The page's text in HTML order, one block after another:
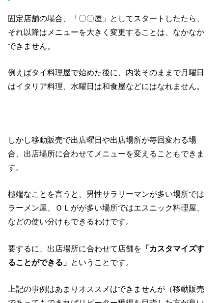
固定店舗の場合、「〇〇屋」としてスタートしたたら、
それ以降はメニューを大きく変更することは、なかなか
できません。
例えばタイ料理屋で始めた後に、内装そのままで月曜日
はイタリア料理、水曜日は和食屋などにはなれません。
しかし移動販売で出店曜日や出店場所が毎回変わる場
合、出店場所に合わせてメニューを変えることもできま
す。
極端なことを言うと、男性サラリーマンが多い場所では
ラーメン屋、ＯＬがが多い場所ではエスニック料理屋、
などの使い分けもできるわけです。
要するに、出店場所に合わせて店舗を 「カスタマイズす
ることができる」 ということです。
上記の事例はあまりオススメはできませんが（移動販売